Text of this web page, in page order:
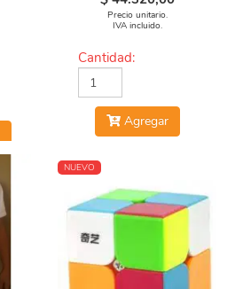
Precio unitario.
IVA incluido.
Cantidad:
Agregar
NUEVO